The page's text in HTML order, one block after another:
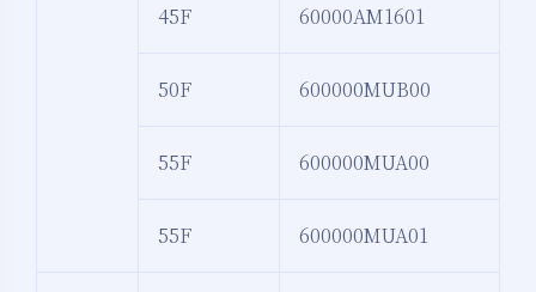
45F 60000AM1601
50F 600000MUB00
55F 600000MUA00
55F 600000MUA01